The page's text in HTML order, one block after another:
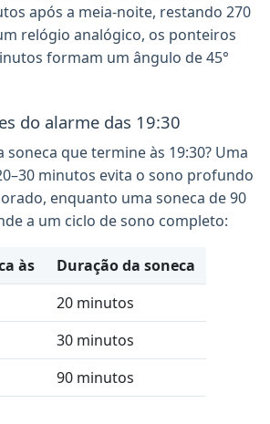
após a meia-noite, restando 270
relógio analógico, os ponteiros
formam um ângulo de 45°
do alarme das 19:30
soneca que termine às 19:30? Uma
minutos evita o sono profundo
enquanto uma soneca de 90
a um ciclo de sono completo:
às
Duração da soneca
20 minutos
30 minutos
90 minutos